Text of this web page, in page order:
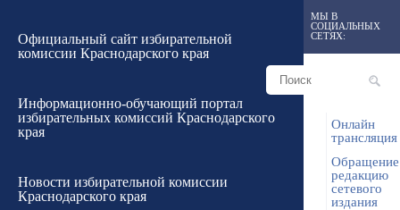
Официальный сайт избирательной
комиссии Краснодарского края
Информационно-обучающий портал
избирательных комиссий Краснодарского
края
Новости избирательной комиссии
Краснодарского края
МЫ В
СОЦИАЛЬНЫХ
СЕТЯХ:
Онлайн
трансляция
редакцию
сетевого
издания